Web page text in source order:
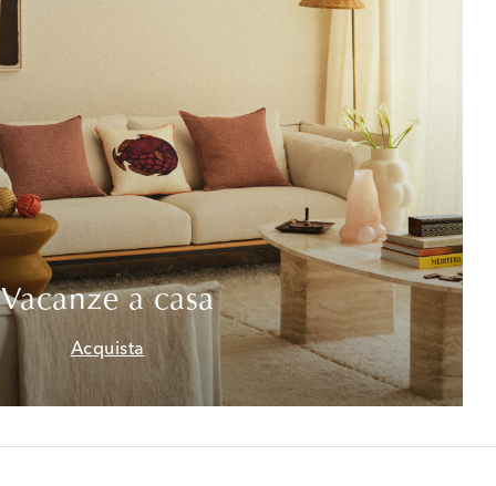
Vacanze a casa
Acquista